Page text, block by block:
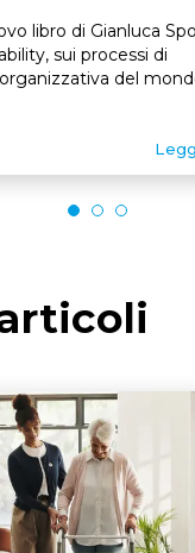
libro di Gianluca
sui processi di
del